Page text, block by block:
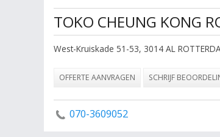
TOKO CHEUNG KONG
West-Kruiskade 51-53, 3014 AL
OFFERTE AANVRAGEN SCHRIJF
070-3609052